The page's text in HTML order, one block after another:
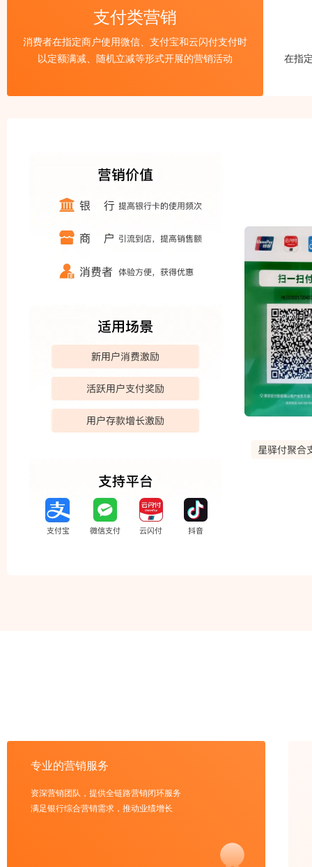
支付类营销
消费者在指定商户使用微信、支付宝和云闪付支付时
以定额满减、随机立减等形式开展的营销活动
在指
专业的营销服务
资深营销团队，提供全链路营销闭环服务
满足银行综合营销需求，推动业绩增长